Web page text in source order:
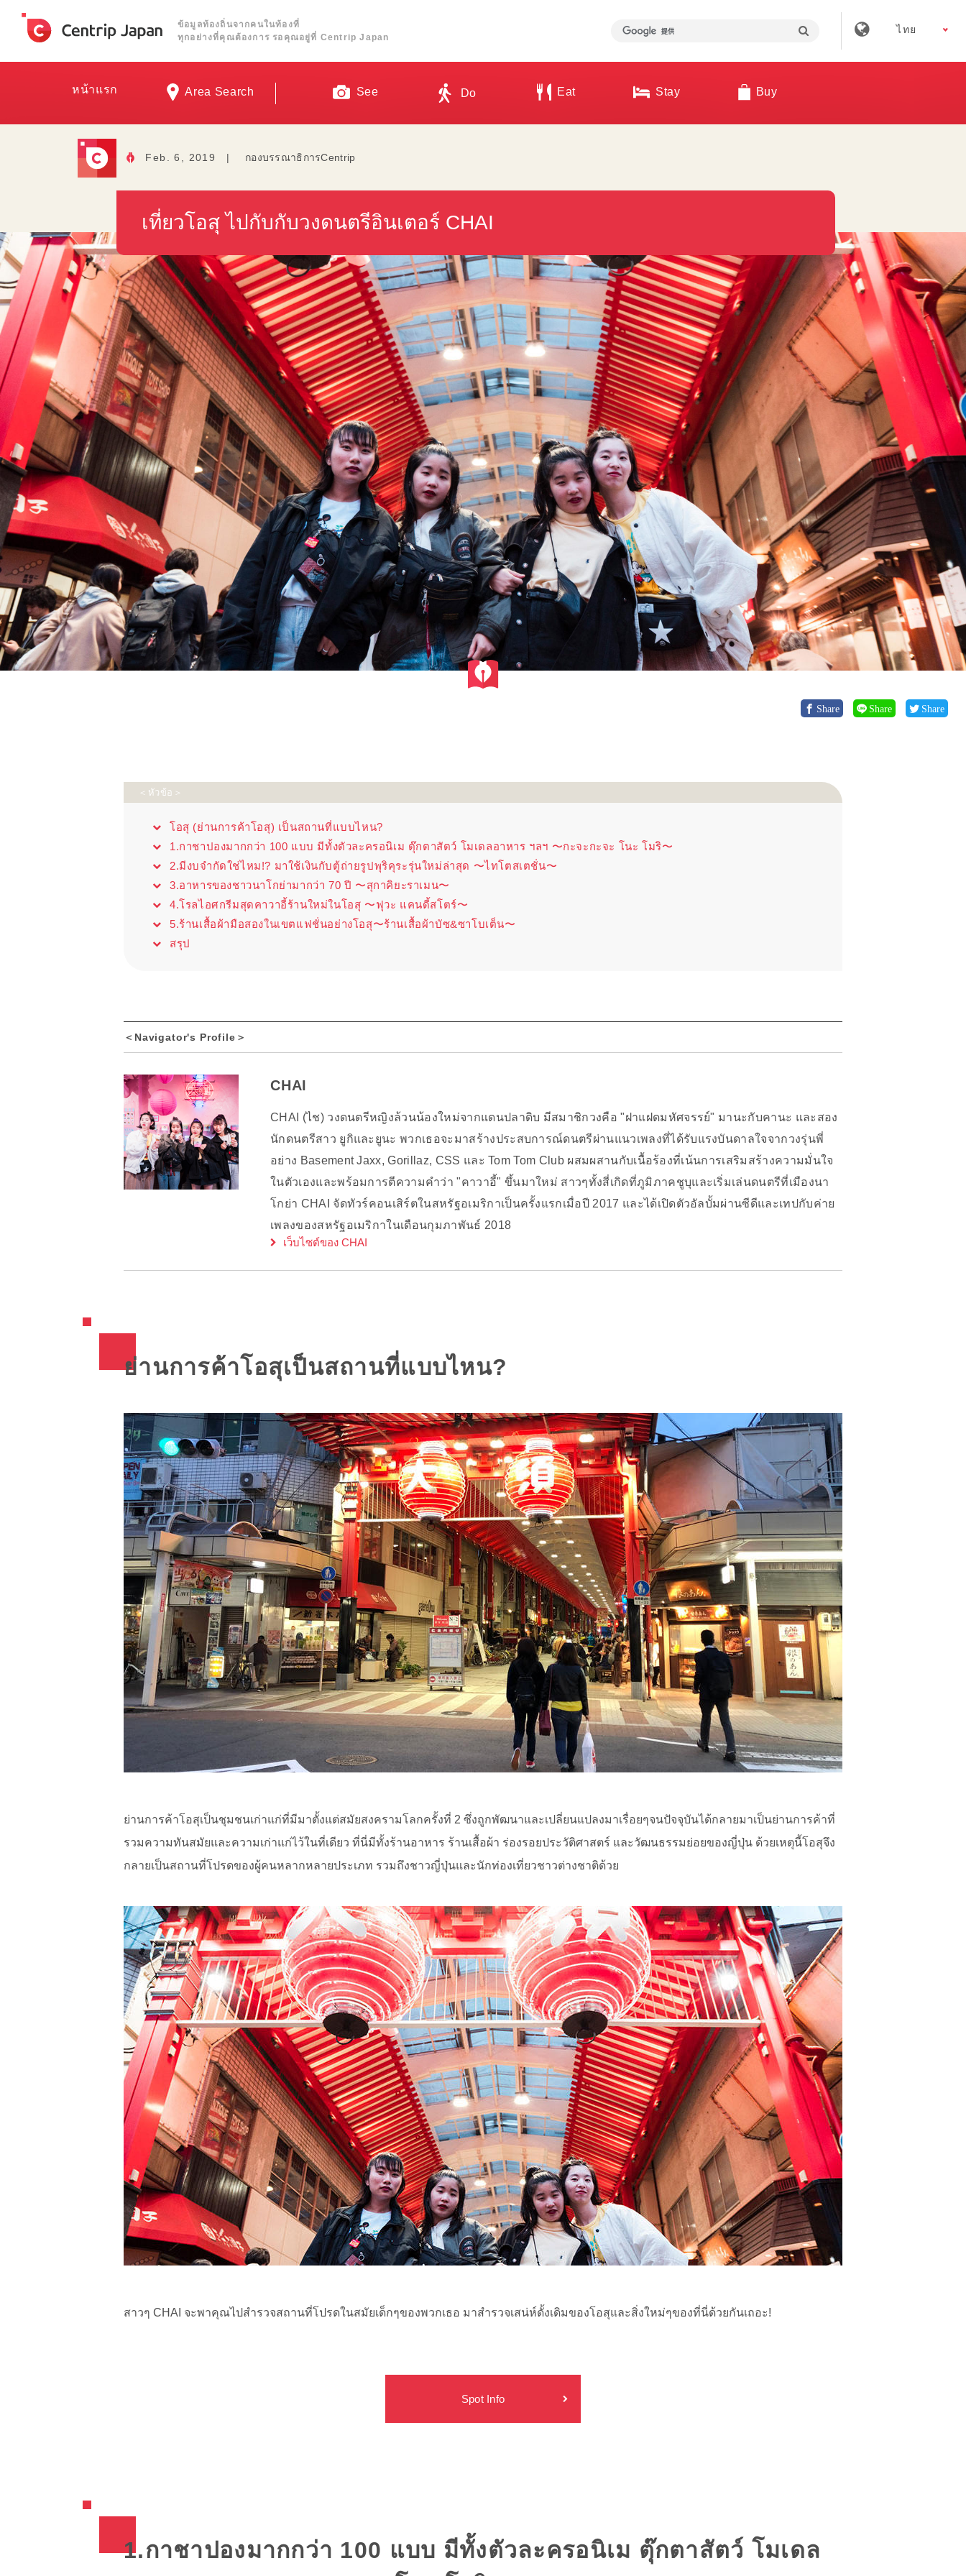
ข้อมูลท้องถิ่นจากคนในท้องที่
ทุกอย่างที่คุณต้องการ รอคุณอยู่ที่ Centrip Japan
ไทย
หน้าแรก Area Search See Do Eat Stay Buy
Feb. 6, 2019 | กองบรรณาธิการCentrip
เที่ยวโอสุ ไปกับกับวงดนตรีอินเตอร์ CHAI
Share Share Share
＜หัวข้อ＞
โอสุ (ย่านการค้าโอสุ) เป็นสถานที่แบบไหน?
1.กาชาปองมากกว่า 100 แบบ มีทั้งตัวละครอนิเม ตุ๊กตาสัตว์ โมเดลอาหาร ฯลฯ 〜กะจะกะจะ โนะ โมริ〜
2.มีงบจำกัดใช่ไหม!? มาใช้เงินกับตู้ถ่ายรูปพุริคุระรุ่นใหม่ล่าสุด 〜ไทโตสเตชั่น〜
3.อาหารของชาวนาโกย่ามากว่า 70 ปี 〜สุกาคิยะราเมน〜
4.โรลไอศกรีมสุดคาวาอี้ร้านใหม่ในโอสุ 〜ฟุวะ แคนดี้สโตร์〜
5.ร้านเสื้อผ้ามือสองในเขตแฟชั่นอย่างโอสุ〜ร้านเสื้อผ้าบัซ&ซาโบเต็น〜
สรุป
＜Navigator's Profile＞
CHAI
CHAI (ไช) วงดนตรีหญิงล้วนน้องใหม่จากแดนปลาดิบ มีสมาชิกวงคือ "ฝาแฝดมหัศจรรย์" มานะกับคานะ และสอง
นักดนตรีสาว ยูกิและยูนะ พวกเธอจะมาสร้างประสบการณ์ดนตรีผ่านแนวเพลงที่ได้รับแรงบันดาลใจจากวงรุ่นพี่
อย่าง Basement Jaxx, Gorillaz, CSS และ Tom Tom Club ผสมผสานกับเนื้อร้องที่เน้นการเสริมสร้างความมั่นใจ
ในตัวเองและพร้อมการตีความคำว่า "คาวาอี้" ขึ้นมาใหม่ สาวๆทั้งสี่เกิดที่ภูมิภาคชูบุและเริ่มเล่นดนตรีที่เมืองนา
โกย่า CHAI จัดทัวร์คอนเสิร์ตในสหรัฐอเมริกาเป็นครั้งแรกเมื่อปี 2017 และได้เปิดตัวอัลบั้มผ่านซีดีและเทปกับค่าย
เพลงของสหรัฐอเมริกาในเดือนกุมภาพันธ์ 2018
เว็บไซต์ของ CHAI
ย่านการค้าโอสุเป็นสถานที่แบบไหน?
ย่านการค้าโอสุเป็นชุมชนเก่าแก่ที่มีมาตั้งแต่สมัยสงครามโลกครั้งที่ 2 ซึ่งถูกพัฒนาและเปลี่ยนแปลงมาเรื่อยๆจนปัจจุบันได้กลายมาเป็นย่านการค้าที่
รวมความทันสมัยและความเก่าแก่ไว้ในที่เดียว ที่นี่มีทั้งร้านอาหาร ร้านเสื้อผ้า ร่องรอยประวัติศาสตร์ และวัฒนธรรมย่อยของญี่ปุ่น ด้วยเหตุนี้โอสุจึง
กลายเป็นสถานที่โปรดของผู้คนหลากหลายประเภท รวมถึงชาวญี่ปุ่นและนักท่องเที่ยวชาวต่างชาติด้วย
สาวๆ CHAI จะพาคุณไปสำรวจสถานที่โปรดในสมัยเด็กๆของพวกเธอ มาสำรวจเสน่ห์ดั้งเดิมของโอสุและสิ่งใหม่ๆของที่นี่ด้วยกันเถอะ!
Spot Info
1.กาชาปองมากกว่า 100 แบบ มีทั้งตัวละครอนิเม ตุ๊กตาสัตว์ โมเดล